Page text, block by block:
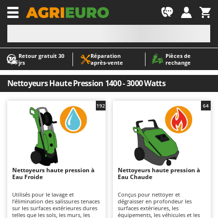
Retour gratuit 30
jrs
Réparation
après‑vente
Pièces de
rechange
-1
A
Abris de jardin
Accessoires pour tracteurs tondeuses autoportés
Aérateurs Scarificateurs pour gazon
Arracheuses de pommes de terre pour tracteur
Aspirateurs - Balais Électriques
Aspirateurs à cendres
Aspirateurs à feuilles sur roues
Aspirateurs de piscine
Aspirateurs Multifonctions
Atomiseurs agricoles pour tracteurs
Atomiseurs pour traitements
A
AgriEuro Premium
AgriEuro TOP-LINE
AGT
Aima
Airmec
AL-KO
ALA 2000
Alce
Alpina
Ama
Nettoyeurs Haute Pression 1400 - 3000 Watts
Nettoyeurs haute pression à
Eau Froide
Utilisés pour le lavage et
l’élimination des salissures tenaces
sur les surfaces extérieures dures
telles que les sols, les murs, les
192
Nettoyeurs haute pression à
Eau Chaude
Conçus pour nettoyer et
dégraisser en profondeur les
surfaces extérieures, les
équipements, les véhicules et les
64